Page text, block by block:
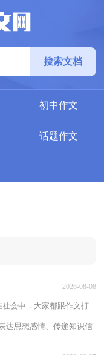
初中作文
话题作文
2026-08-08
会中，大家都跟作文打
达思想感情、传递知识信